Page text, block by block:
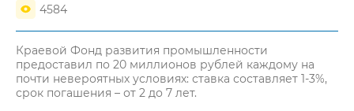
4584
Краевой Фонд развития промышленности
предоставил по 20 миллионов рублей каждому на
почти невероятных условиях: ставка составляет 1-3%,
срок погашения – от 2 до 7 лет.